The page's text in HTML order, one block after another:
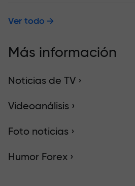
Ver todo
Más información
Noticias de TV ›
Videoanálisis ›
Foto noticias ›
Humor Forex ›